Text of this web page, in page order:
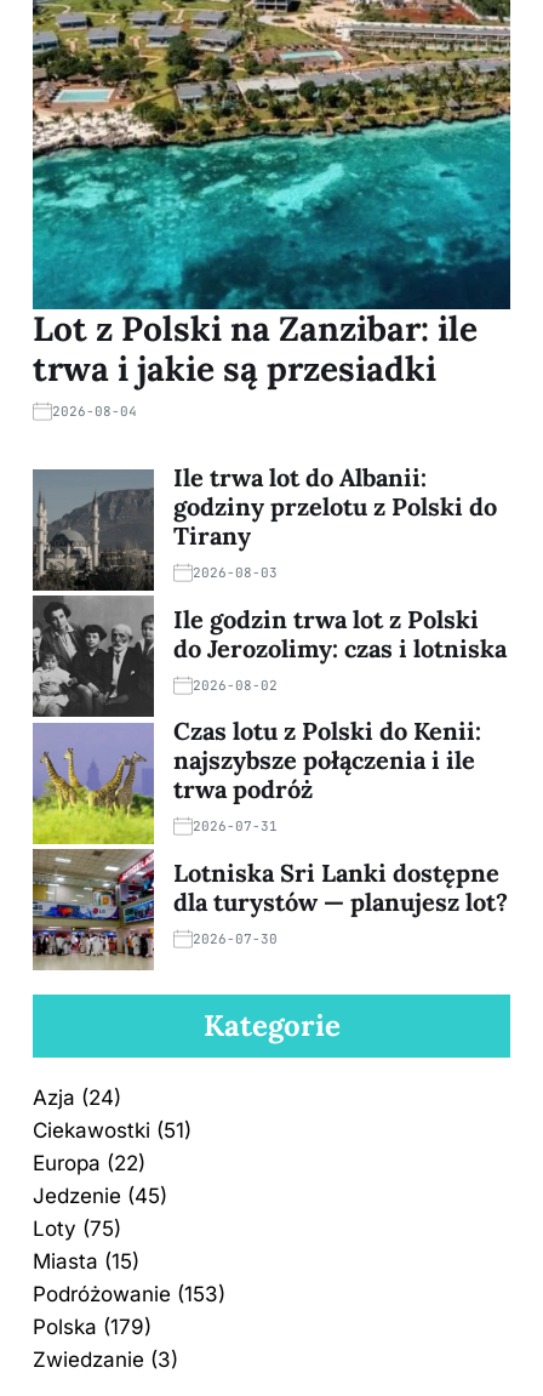
Lot z Polski na Zanzibar: ile
trwa i jakie są przesiadki
2026-08-04
Ile trwa lot do Albanii:
godziny przelotu z Polski do
Tirany
2026-08-03
Ile godzin trwa lot z Polski
do Jerozolimy: czas i lotniska
2026-08-02
Czas lotu z Polski do Kenii:
najszybsze połączenia i ile
trwa podróż
2026-07-31
Lotniska Sri Lanki dostępne
dla turystów — planujesz lot?
2026-07-30
Kategorie
Azja (24)
Ciekawostki (51)
Europa (22)
Jedzenie (45)
Loty (75)
Miasta (15)
Podróżowanie (153)
Polska (179)
Zwiedzanie (3)